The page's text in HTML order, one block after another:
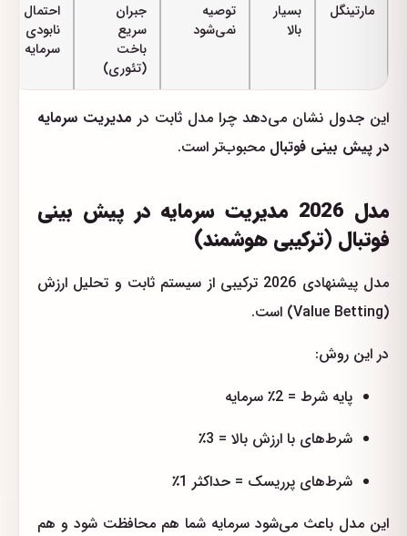
مارتینگل
بسیار
بالا
توصیه
نمی‌شود
جبران
سریع
باخت
(تئوری)
احتمال
نابودی
سرمایه
این جدول نشان می‌دهد چرا مدل ثابت در مدیریت سرمایه
در پیش بینی فوتبال محبوب‌تر است.
مدل 2026 مدیریت سرمایه در پیش بینی
فوتبال (ترکیبی هوشمند)
مدل پیشنهادی 2026 ترکیبی از سیستم ثابت و تحلیل ارزش
(Value Betting) است.
در این روش:
پایه شرط = 2٪ سرمایه
شرط‌های با ارزش بالا = 3٪
شرط‌های پرریسک = حداکثر 1٪
این مدل باعث می‌شود سرمایه شما هم محافظت شود و هم